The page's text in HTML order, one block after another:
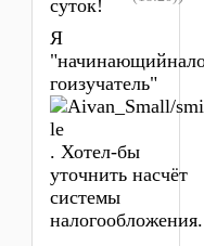
суток!
Я
гоизучатель"
. Хотел-бы
уточнить насчёт
системы
налогообложения.